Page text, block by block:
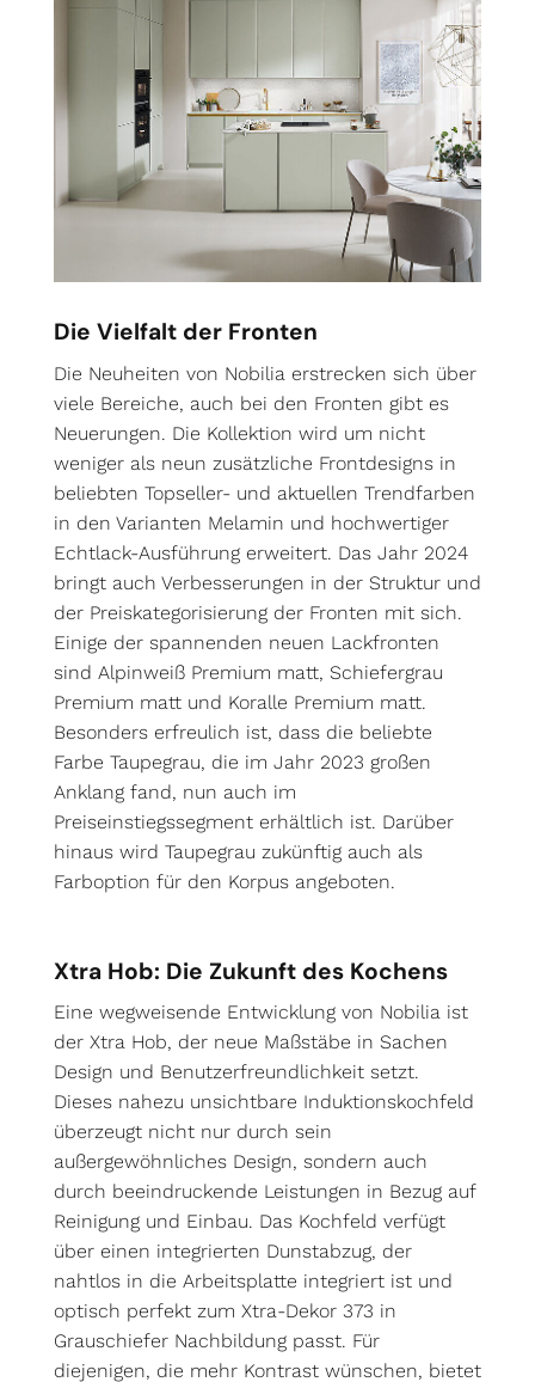
Die Vielfalt der Fronten
Die Neuheiten von Nobilia erstrecken sich über
viele Bereiche, auch bei den Fronten gibt es
Neuerungen. Die Kollektion wird um nicht
weniger als neun zusätzliche Frontdesigns in
beliebten Topseller- und aktuellen Trendfarben
in den Varianten Melamin und hochwertiger
Echtlack-Ausführung erweitert. Das Jahr 2024
bringt auch Verbesserungen in der Struktur und
der Preiskategorisierung der Fronten mit sich.
Einige der spannenden neuen Lackfronten
sind Alpinweiß Premium matt, Schiefergrau
Premium matt und Koralle Premium matt.
Besonders erfreulich ist, dass die beliebte
Farbe Taupegrau, die im Jahr 2023 großen
Anklang fand, nun auch im
Preiseinstiegssegment erhältlich ist. Darüber
hinaus wird Taupegrau zukünftig auch als
Farboption für den Korpus angeboten.
Xtra Hob: Die Zukunft des Kochens
Eine wegweisende Entwicklung von Nobilia ist
der Xtra Hob, der neue Maßstäbe in Sachen
Design und Benutzerfreundlichkeit setzt.
Dieses nahezu unsichtbare Induktionskochfeld
überzeugt nicht nur durch sein
außergewöhnliches Design, sondern auch
durch beeindruckende Leistungen in Bezug auf
Reinigung und Einbau. Das Kochfeld verfügt
über einen integrierten Dunstabzug, der
nahtlos in die Arbeitsplatte integriert ist und
optisch perfekt zum Xtra-Dekor 373 in
Grauschiefer Nachbildung passt. Für
diejenigen, die mehr Kontrast wünschen, bietet